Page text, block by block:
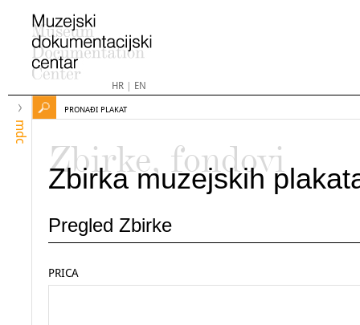
HR| EN
mdc
PRONAĐI PLAKAT
Zbirke, fondovi
Zbirka muzejskih
Pregled Zbirke
PRICA